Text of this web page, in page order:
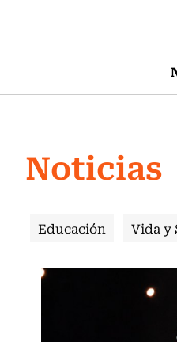
Noticias
Educación Vida y